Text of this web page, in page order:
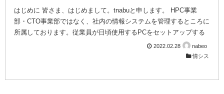
はじめに 皆さま、はじめまして。tnabuと申します。 HPC事業
部・CTO事業部ではなく、社内の情報システムを管理するところに
所属しております。従業員が日頃使用するPCをセットアップする
という業務もあります。 その中で、誰もが使用する基本的なアプ
リケーションをインストールする作業もあり、抜けもれなく、か
2022.02.28
nabeo
情シス